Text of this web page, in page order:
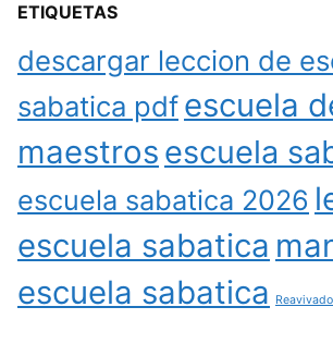
ETIQUETAS
descargar leccion de
sabatica pdfescuela
maestros escuela
escuela sabatica 2026
escuela sabatica
escuela sabatica